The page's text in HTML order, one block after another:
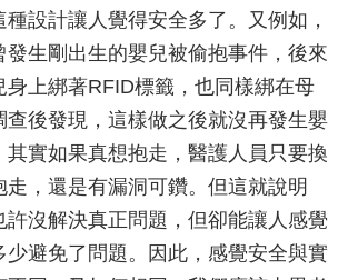
種設計讓人覺得安全多了。又例如，
發生剛出生的嬰兒被偷抱事件，後來
身上綁著RFID標籤，也同樣綁在母
查後發現，這樣做之後就沒再發生嬰
其實如果真想抱走，醫護人員只要換
，還是有漏洞可鑽。但這就說明
許沒解決真正問題，但卻能讓人感覺
少避免了問題。因此，感覺安全與實